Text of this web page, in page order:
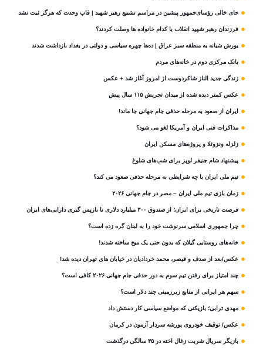
جای خالی رؤسای‌جمهور پیشین در مراسم تشییع رهبر شهید | قاب وحدت که هرگز ثبت نشد
فرزندان رهبر شهید انقلاب با کدام خانواده ها وصلت کردند؟
یورش شبانه به منطقه سبز عراق | ده‌ها چهره سیاسی و دولتی در بغداد بازداشت شدند
بانک مرکزی دوم در خانه‌های مردم
زندگی جدید الناز شاکردوست از امروز آغاز شد + عکس
عکس کمتر دیده شده از میدان تجریش ۱۱۵ سال پیش
ایران از صعود به مرحله حذفی جام جهانی جا ماند!
مذاکرات فنی ایران و آمریکا لغو می شود؟
زلزله ونزوئلا و پروژه‌های مسکن ایران
پیشنهاد شام جنیفر لوپز برای شب‌های شلوغ
تیم ملی ایران با چه شرایطی به مرحله حذفی صعود می کند؟
زمان بازی تیم ملی ایران – مصر در جام جهانی ۲۰۲۶
فرصت تاریخی برای ایران؛ از صندوق ۳۰۰ میلیارد دلاری تا بازپس گیری دارایی‌های ایران
چرا جمهوری اسلامی سرنوشت خود را به لبنان گره زده است؟
خانه‌های روستایی گیلان که بدون حتی یک میخ ساخته شدند!
عکس/بعد از صدف و قیصر، محمد خردادیان در خیابان های تهران دیده شد!
چند امتیاز برای رفتن تیم سوم به دور حذفی جام جهانی ۲۰۲۶ کافی است؟
سهم هر ایرانی از منابع زیرزمینی چند دلار است؟
مهدی ترابی؛ بازیکنی که مواضع سیاسی‌ کار دستش داد
عکس/ توقیف خودروی پورشه سردار آزمون در کرمان
بازیگر سریال شربت زغال‌ اخته در ۳۵ سالگی درگذشت